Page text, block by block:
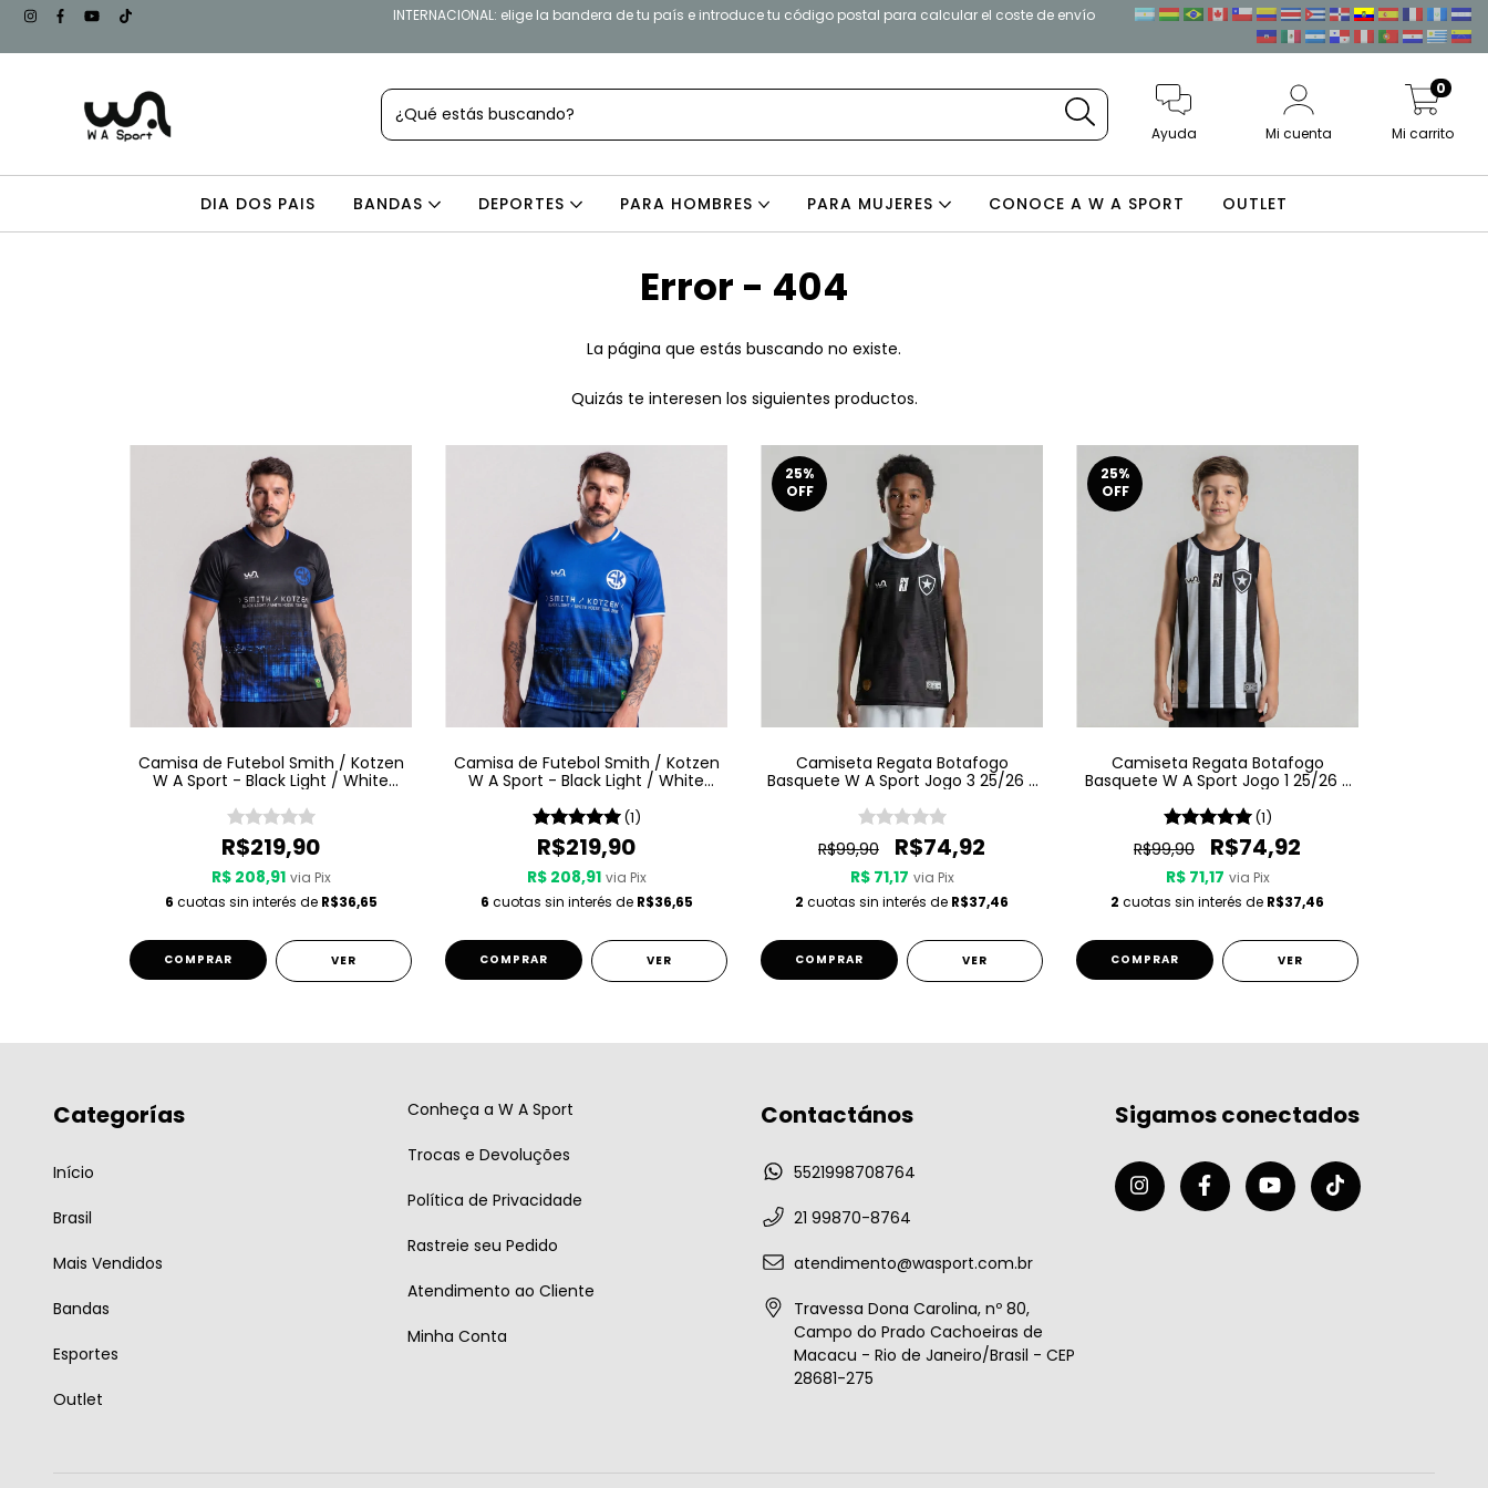
INTERNACIONAL: elige la bandera de tu país e introduce tu código postal para calcular el coste de envío
Ayuda Mi cuenta Mi carrito
0
DIA DOS PAIS BANDAS DEPORTES PARA HOMBRES PARA MUJERES CONOCE A W A SPORT OUTLET
Error - 404
La página que estás buscando no existe.
Quizás te interesen los siguientes productos.
Camisa de Futebol Smith / Kotzen
W A Sport - Black Light / White
R$219,90
R$ 208,91 via Pix
6 cuotas sin interés de R$36,65
COMPRAR VER
Camisa de Futebol Smith / Kotzen
W A Sport - Black Light / White
(1)
R$219,90
R$ 208,91 via Pix
6 cuotas sin interés de R$36,65
COMPRAR VER
25%
OFF
Camiseta Regata Botafogo
Basquete W A Sport Jogo 3 25/26 -
R$99,90 R$74,92
R$ 71,17 via Pix
2 cuotas sin interés de R$37,46
COMPRAR VER
25%
OFF
Camiseta Regata Botafogo
Basquete W A Sport Jogo 1 25/26 -
(1)
R$99,90 R$74,92
R$ 71,17 via Pix
2 cuotas sin interés de R$37,46
COMPRAR VER
Categorías
Início
Brasil
Mais Vendidos
Bandas
Esportes
Outlet
Conheça a W A Sport
Trocas e Devoluções
Política de Privacidade
Rastreie seu Pedido
Atendimento ao Cliente
Minha Conta
Contactános
5521998708764
21 99870-8764
atendimento@wasport.com.br
Travessa Dona Carolina, nº 80,
Campo do Prado Cachoeiras de
Macacu - Rio de Janeiro/Brasil - CEP
28681-275
Sigamos conectados